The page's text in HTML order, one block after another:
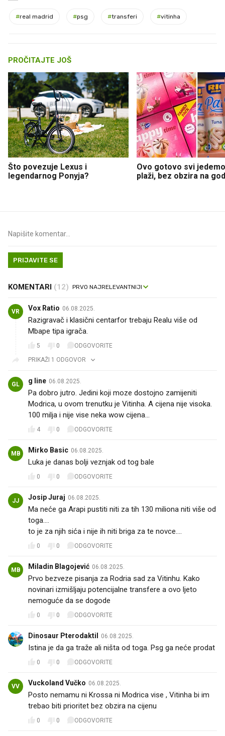
#real madrid #psg #transferi #vitinha
PROČITAJTE JOŠ
Što povezuje Lexus i
legendarnog Ponyja?
Ovo gotovo svi
plaži, bez obzira na
PRIJAVITE SE
KOMENTARI (12)
VR Vox Ratio 06.08.2025.
Razigravač i klasični centarfor trebaju Realu više od
Mbape tipa igrača.
5 0
ODGOVORITE
PRIKAŽI 1 ODGOVOR
GL g line 06.08.2025.
Pa dobro jutro. Jedini koji moze dostojno zamijeniti
Modrica, u ovom trenutku je Vitinha. A cijena nije visoka.
100 milja i nije vise neka wow cijena...
4 0 ODGOVORITE
MB Mirko Basic 06.08.2025.
Luka je danas bolji veznjak od tog bale
0 0 ODGOVORITE
JJ Josip Juraj 06.08.2025.
Ma neće ga Arapi pustiti niti za tih 130 miliona niti više od
toga....
to je za njih sića i nije ih niti briga za te novce....
0 0 ODGOVORITE
MB Miladin Blagojević 06.08.2025.
Prvo bezveze pisanja za Rodria sad za Vitinhu. Kako
novinari izmišljaju potencijalne transfere a ovo ljeto
nemoguće da se dogode
0 0 ODGOVORITE
Dinosaur Pterodaktil 06.08.2025.
Istina je da ga traže ali ništa od toga. Psg ga neće prodat
0 0 ODGOVORITE
VV Vuckoland Vučko 06.08.2025.
Posto nemamu ni Krossa ni Modrica vise , Vitinha bi im
trebao biti prioritet bez obzira na cijenu
0 0 ODGOVORITE